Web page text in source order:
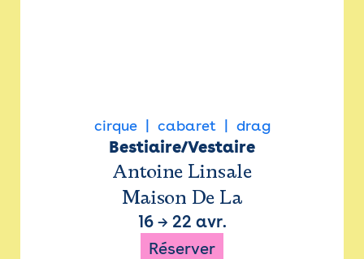
cirque cabaret drag
Bestiaire/Vestaire
Antoine Linsale
Maison De La
16→ 22 avr.
Réserver